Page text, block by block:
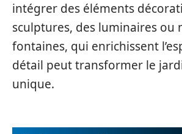
intégrer des éléments
sculptures, des luminaires ou
fontaines, qui enrichissent
détail peut transformer le
unique.